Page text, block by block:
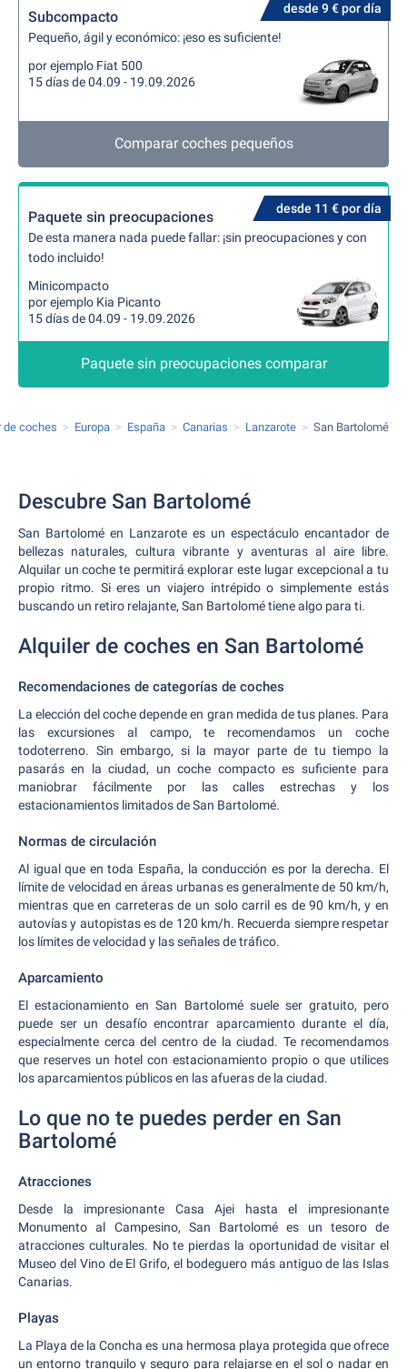
desde 9 € por día
Subcompacto
Pequeño, ágil y económico: ¡eso es suficiente!
por ejemplo Fiat 500
15 días de 04.09 - 19.09.2026
Comparar coches pequeños
desde 11 € por día
Paquete sin preocupaciones
De esta manera nada puede fallar: ¡sin preocupaciones y con
todo incluido!
Minicompacto
por ejemplo Kia Picanto
15 días de 04.09 - 19.09.2026
Paquete sin preocupaciones comparar
de coches Europa España Canarias Lanzarote San Bartolomé
Descubre San Bartolomé
San Bartolomé en Lanzarote es un espectáculo encantador de
bellezas naturales, cultura vibrante y aventuras al aire libre.
Alquilar un coche te permitirá explorar este lugar excepcional a tu
propio ritmo. Si eres un viajero intrépido o simplemente estás
buscando un retiro relajante, San Bartolomé tiene algo para ti.
Alquiler de coches en San Bartolomé
Recomendaciones de categorías de coches
La elección del coche depende en gran medida de tus planes. Para
las excursiones al campo, te recomendamos un coche
todoterreno. Sin embargo, si la mayor parte de tu tiempo la
pasarás en la ciudad, un coche compacto es suficiente para
maniobrar fácilmente por las calles estrechas y los
estacionamientos limitados de San Bartolomé.
Normas de circulación
Al igual que en toda España, la conducción es por la derecha. El
límite de velocidad en áreas urbanas es generalmente de 50 km/h,
mientras que en carreteras de un solo carril es de 90 km/h, y en
autovías y autopistas es de 120 km/h. Recuerda siempre respetar
los límites de velocidad y las señales de tráfico.
Aparcamiento
El estacionamiento en San Bartolomé suele ser gratuito, pero
puede ser un desafío encontrar aparcamiento durante el día,
especialmente cerca del centro de la ciudad. Te recomendamos
que reserves un hotel con estacionamiento propio o que utilices
los aparcamientos públicos en las afueras de la ciudad.
Lo que no te puedes perder en San
Bartolomé
Atracciones
Desde la impresionante Casa Ajei hasta el impresionante
Monumento al Campesino, San Bartolomé es un tesoro de
atracciones culturales. No te pierdas la oportunidad de visitar el
Museo del Vino de El Grifo, el bodeguero más antiguo de las Islas
Canarias.
Playas
La Playa de la Concha es una hermosa playa protegida que ofrece
un entorno tranquilo y seguro para relajarse en el sol o nadar en